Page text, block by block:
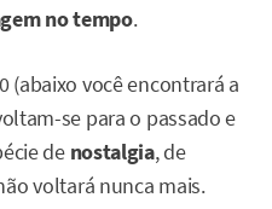
no tempo.
(abaixo você encontrará a
se para o passado e
de nostalgia, de
voltará nunca mais.